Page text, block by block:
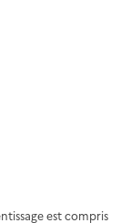
est compris